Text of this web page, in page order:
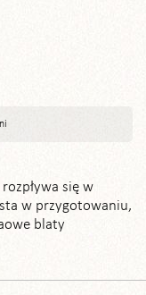
się w
w przygotowaniu,
blaty